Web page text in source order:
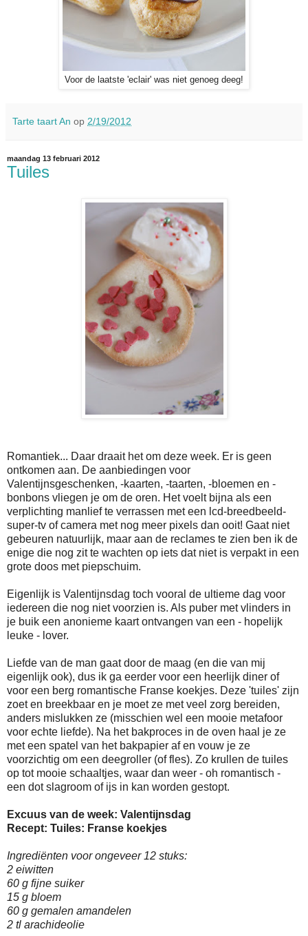
Voor de laatste 'eclair' was niet genoeg deeg!
Tarte taart An op 2/19/2012
maandag 13 februari 2012
Tuiles
Romantiek... Daar draait het om deze week. Er is geen
ontkomen aan. De aanbiedingen voor
Valentijnsgeschenken, -kaarten, -taarten, -bloemen en -
bonbons vliegen je om de oren. Het voelt bijna als een
verplichting manlief te verrassen met een lcd-breedbeeld-
super-tv of camera met nog meer pixels dan ooit! Gaat niet
gebeuren natuurlijk, maar aan de reclames te zien ben ik de
enige die nog zit te wachten op iets dat niet is verpakt in een
grote doos met piepschuim.
Eigenlijk is Valentijnsdag toch vooral de ultieme dag voor
iedereen die nog niet voorzien is. Als puber met vlinders in
je buik een anonieme kaart ontvangen van een - hopelijk
leuke - lover.
Liefde van de man gaat door de maag (en die van mij
eigenlijk ook), dus ik ga eerder voor een heerlijk diner of
voor een berg romantische Franse koekjes. Deze 'tuiles' zijn
zoet en breekbaar en je moet ze met veel zorg bereiden,
anders mislukken ze (misschien wel een mooie metafoor
voor echte liefde). Na het bakproces in de oven haal je ze
met een spatel van het bakpapier af en vouw je ze
voorzichtig om een deegroller (of fles). Zo krullen de tuiles
op tot mooie schaaltjes, waar dan weer - oh romantisch -
een dot slagroom of ijs in kan worden gestopt.
Excuus van de week: Valentijnsdag
Recept: Tuiles: Franse koekjes
Ingrediënten voor ongeveer 12 stuks:
2 eiwitten
60 g fijne suiker
15 g bloem
60 g gemalen amandelen
2 tl arachideolie